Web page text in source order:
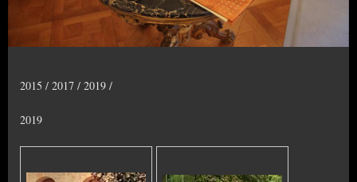
2015 / 2017 / 2019 /
2019